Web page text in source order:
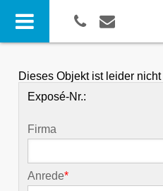
Dieses Objekt ist leider
Exposé-Nr.:
Firma
Anrede*